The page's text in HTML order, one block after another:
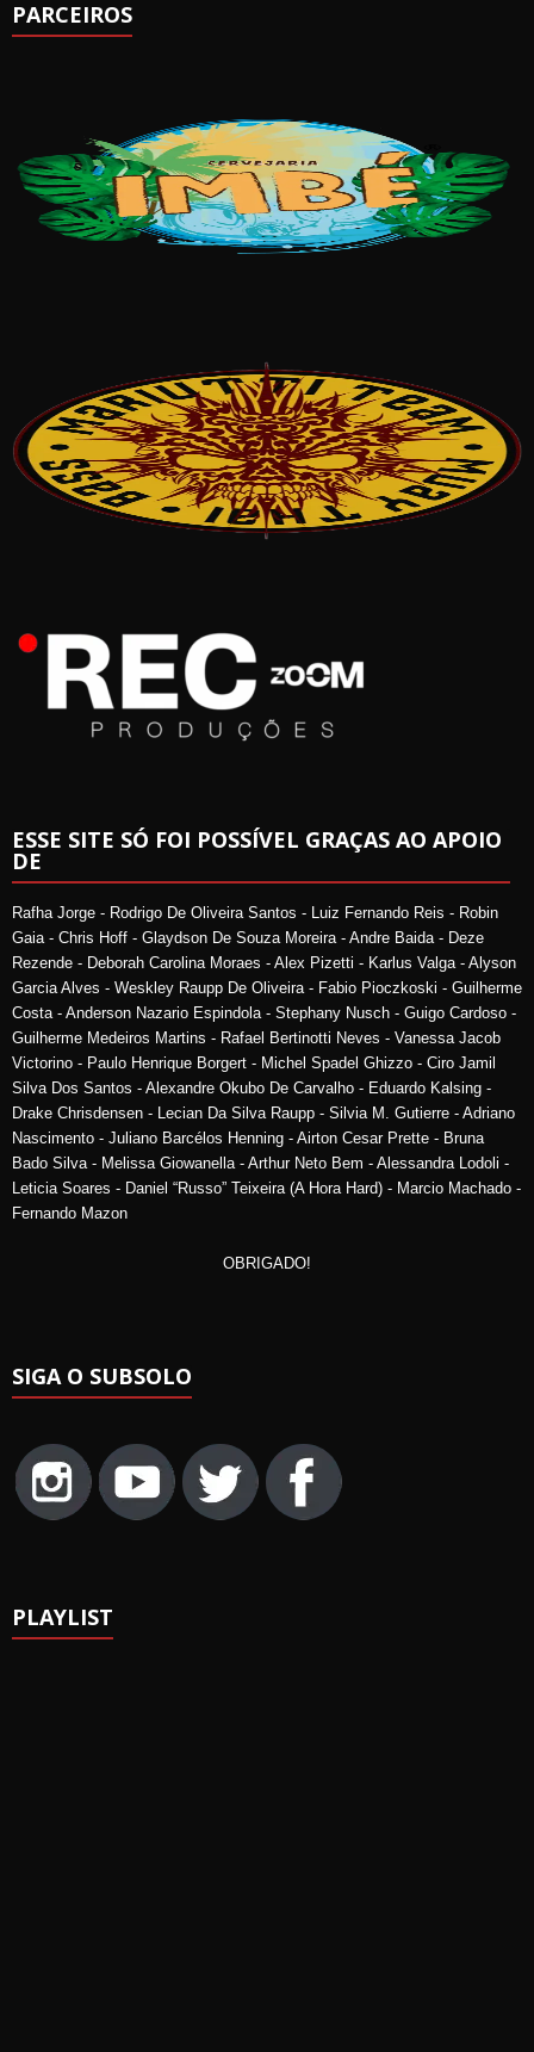
PARCEIROS
ESSE SITE SÓ FOI POSSÍVEL GRAÇAS AO APOIO
DE
Rafha Jorge - Rodrigo De Oliveira Santos - Luiz Fernando Reis - Robin
Gaia - Chris Hoff - Glaydson De Souza Moreira - Andre Baida - Deze
Rezende - Deborah Carolina Moraes - Alex Pizetti - Karlus Valga - Alyson
Garcia Alves - Weskley Raupp De Oliveira - Fabio Pioczkoski - Guilherme
Costa - Anderson Nazario Espindola - Stephany Nusch - Guigo Cardoso -
Guilherme Medeiros Martins - Rafael Bertinotti Neves - Vanessa Jacob
Victorino - Paulo Henrique Borgert - Michel Spadel Ghizzo - Ciro Jamil
Silva Dos Santos - Alexandre Okubo De Carvalho - Eduardo Kalsing -
Drake Chrisdensen - Lecian Da Silva Raupp - Silvia M. Gutierre - Adriano
Nascimento - Juliano Barcélos Henning - Airton Cesar Prette - Bruna
Bado Silva - Melissa Giowanella - Arthur Neto Bem - Alessandra Lodoli -
Leticia Soares - Daniel “Russo” Teixeira (A Hora Hard) - Marcio Machado -
Fernando Mazon
OBRIGADO!
SIGA O SUBSOLO
PLAYLIST